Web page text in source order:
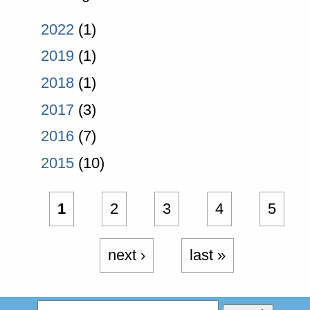
2022 (1)
2019(1)
2018(1)
2017(3)
2016(7)
2015(10)
1 2 3 4 5
next › last »